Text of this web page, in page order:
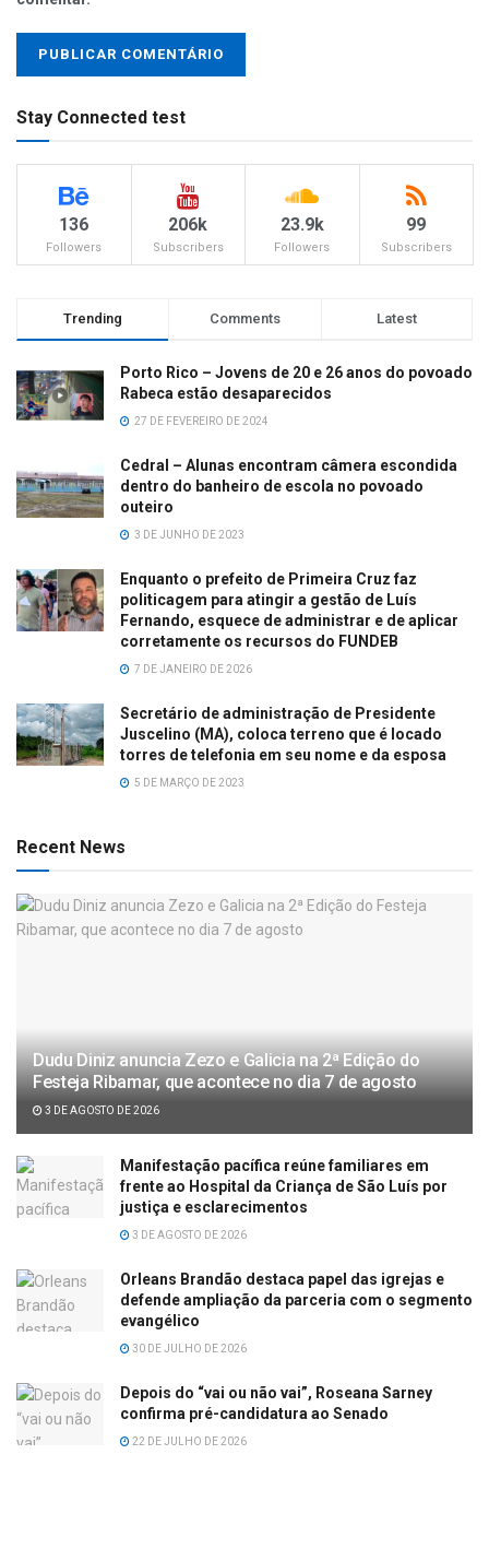
Stay Connected test
136
Followers
206k
Subscribers
23.9k
Followers
99
Subscribers
Trending Comments Latest
Porto Rico – Jovens de 20 e 26 anos do povoado
Rabeca estão desaparecidos
27 DE FEVEREIRO DE 2024
Cedral – Alunas encontram câmera escondida
dentro do banheiro de escola no povoado
outeiro
3 DE JUNHO DE 2023
Enquanto o prefeito de Primeira Cruz faz
politicagem para atingir a gestão de Luís
Fernando, esquece de administrar e de aplicar
corretamente os recursos do FUNDEB
7 DE JANEIRO DE 2026
Secretário de administração de Presidente
Juscelino (MA), coloca terreno que é locado
torres de telefonia em seu nome e da esposa
5 DE MARÇO DE 2023
Recent News
Dudu Diniz anuncia Zezo e Galicia na 2ª Edição do
Festeja Ribamar, que acontece no dia 7 de agosto
3 DE AGOSTO DE 2026
Manifestação pacífica reúne familiares em
frente ao Hospital da Criança de São Luís por
justiça e esclarecimentos
3 DE AGOSTO DE 2026
Orleans Brandão destaca papel das igrejas e
defende ampliação da parceria com o segmento
evangélico
30 DE JULHO DE 2026
Depois do “vai ou não vai”, Roseana Sarney
confirma pré-candidatura ao Senado
22 DE JULHO DE 2026